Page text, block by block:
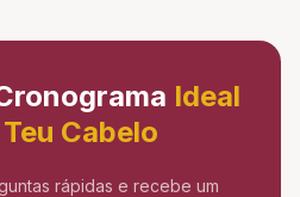
Ideal
Cabelo
rápidas e recebe um